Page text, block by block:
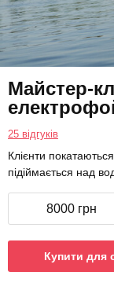
Майстер-
25 відгуків
Клієнти
підіймається над
8000 грн
Купити для